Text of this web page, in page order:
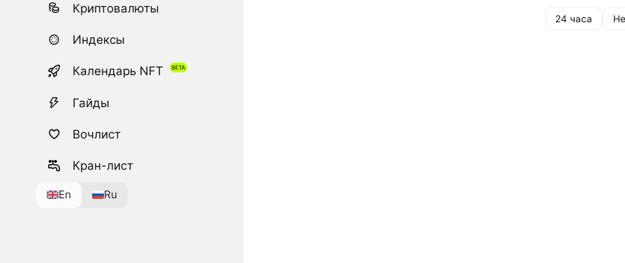
Криптовалюты
Индексы
Календарь NFT
Гайды
Вочлист
Кран-лист
En Ru
24 часа